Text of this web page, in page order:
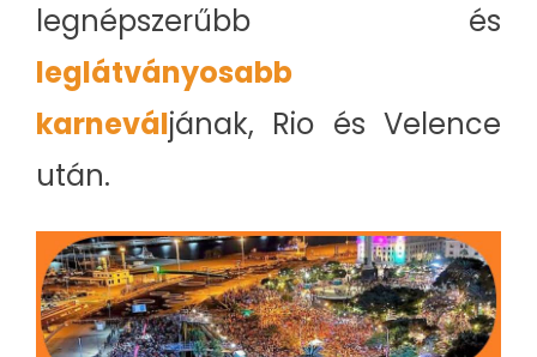
legnépszerűbb és
leglátványosabb
karneváljának, Rio és Velence
után.